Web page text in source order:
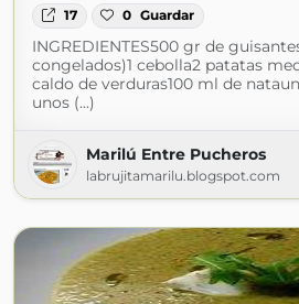
17 0 Guardar
INGREDIENTES500 gr de
congelados)1 cebolla2 patatas
caldo de verduras100 ml de
unos (...)
Marilú Entre Pucheros
labrujitamarilu.blogspot.com